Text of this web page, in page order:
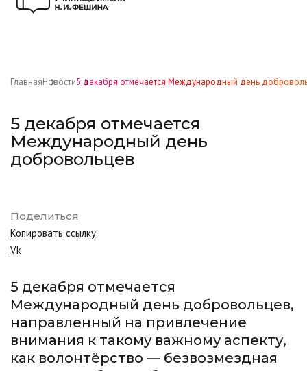
ГлавнаяНовости5 декабря отмечается Международный день
5 декабря отмечается
Международный день
добровольцев
Поделиться
Копировать ссылку
Vk
5 декабря отмечается
Международный день добровольцев,
направленный на привлечение
внимания к такому важному аспекту,
как волонтёрство — безвозмездная